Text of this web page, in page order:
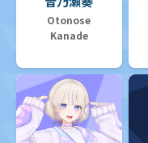
Otonose
Kanade